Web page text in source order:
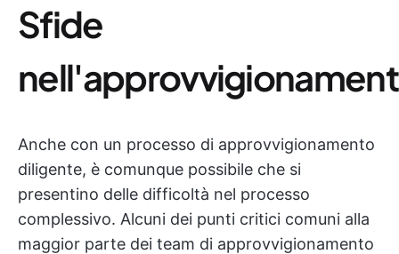
Sfide
Anche con un processo di approvvigionamento
diligente, è comunque possibile che si
presentino delle difficoltà nel processo
complessivo. Alcuni dei punti critici comuni alla
maggior parte dei team di approvvigionamento